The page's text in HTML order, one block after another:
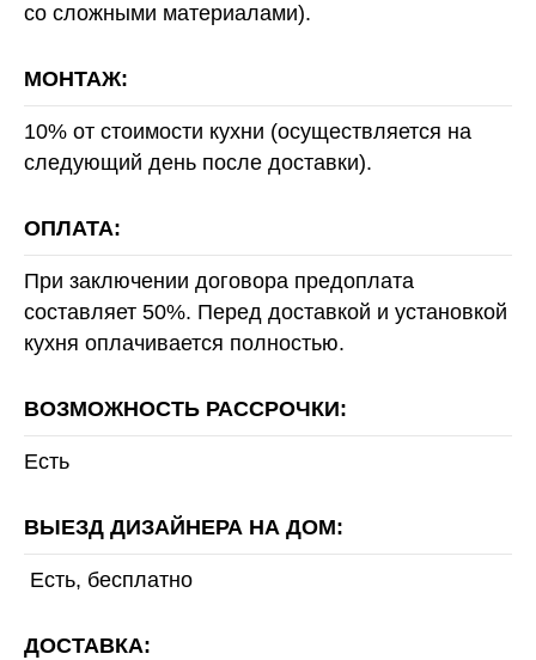
со сложными материалами).
МОНТАЖ:
10% от стоимости кухни (осуществляется на
следующий день после доставки).
ОПЛАТА:
При заключении договора предоплата
составляет 50%. Перед доставкой и установкой
кухня оплачивается полностью.
ВОЗМОЖНОСТЬ РАССРОЧКИ:
Есть
ВЫЕЗД ДИЗАЙНЕРА НА ДОМ:
Есть, бесплатно
ДОСТАВКА: